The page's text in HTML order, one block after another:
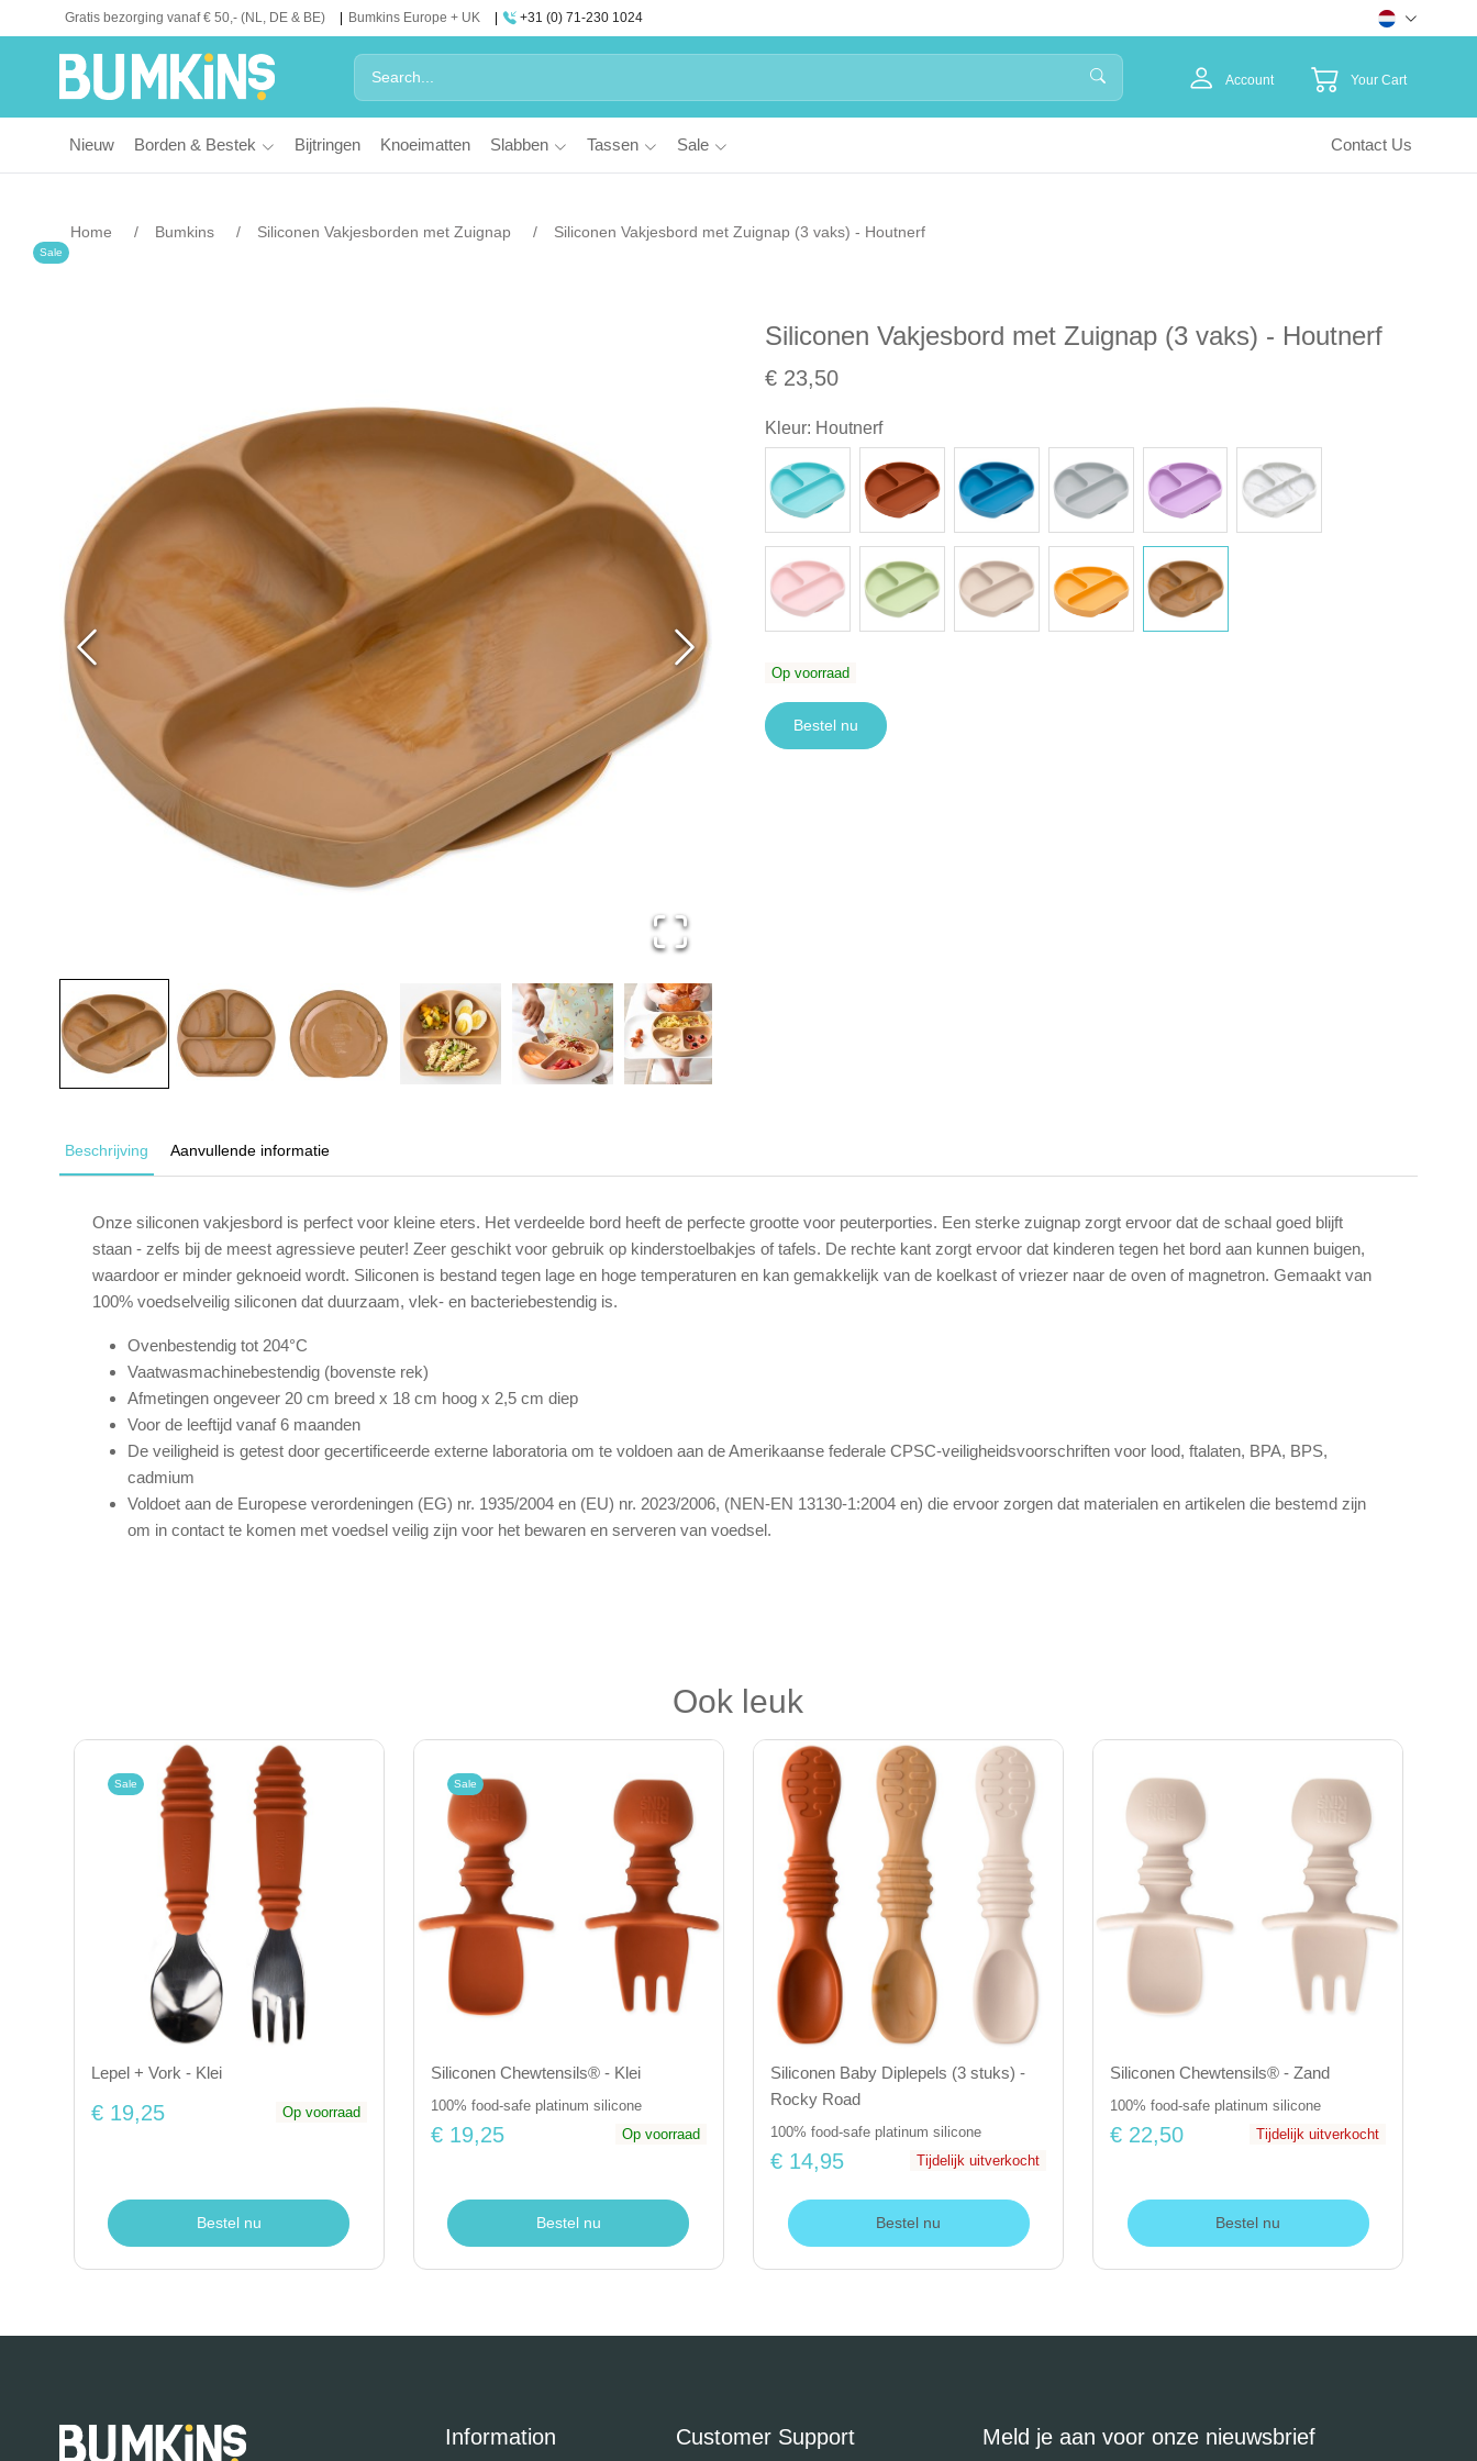
Gratis bezorging vanaf € 50,- (NL, DE & BE) Bumkins Europe + UK +31 (0) 71-230 1024
Account Your Cart
Nieuw Borden & Bestek Bijtringen Knoeimatten Slabben Tassen Sale Contact Us
Home Bumkins Siliconen Vakjesborden met Zuignap Siliconen Vakjesbord met Zuignap (3 vaks) - Houtnerf
Siliconen Vakjesbord met Zuignap (3 vaks) - Houtnerf
€ 23,50
Sale
Kleur: Houtnerf
Op voorraad
Bestel nu
Beschrijving Aanvullende informatie
Onze siliconen vakjesbord is perfect voor kleine eters. Het verdeelde bord heeft de perfecte grootte voor peuterporties. Een sterke zuignap zorgt ervoor dat de schaal goed blijft
staan - zelfs bij de meest agressieve peuter! Zeer geschikt voor gebruik op kinderstoelbakjes of tafels. De rechte kant zorgt ervoor dat kinderen tegen het bord aan kunnen buigen,
waardoor er minder geknoeid wordt. Siliconen is bestand tegen lage en hoge temperaturen en kan gemakkelijk van de koelkast of vriezer naar de oven of magnetron. Gemaakt van
100% voedselveilig siliconen dat duurzaam, vlek- en bacteriebestendig is.
Ovenbestendig tot 204°C
Vaatwasmachinebestendig (bovenste rek)
Afmetingen ongeveer 20 cm breed x 18 cm hoog x 2,5 cm diep
Voor de leeftijd vanaf 6 maanden
De veiligheid is getest door gecertificeerde externe laboratoria om te voldoen aan de Amerikaanse federale CPSC-veiligheidsvoorschriften voor lood, ftalaten, BPA, BPS,
cadmium
Voldoet aan de Europese verordeningen (EG) nr. 1935/2004 en (EU) nr. 2023/2006, (NEN-EN 13130-1:2004 en) die ervoor zorgen dat materialen en artikelen die bestemd zijn
om in contact te komen met voedsel veilig zijn voor het bewaren en serveren van voedsel.
Ook leuk
Sale
Lepel + Vork - Klei
€ 19,25 Op voorraad
Bestel nu
Sale
Siliconen Chewtensils® - Klei
100% food-safe platinum silicone
€ 19,25 Op voorraad
Bestel nu
Siliconen Baby Diplepels (3 stuks) -
Rocky Road
100% food-safe platinum silicone
€ 14,95 Tijdelijk uitverkocht
Bestel nu
Siliconen Chewtensils® - Zand
100% food-safe platinum silicone
€ 22,50 Tijdelijk uitverkocht
Bestel nu
Information Customer Support Meld je aan voor onze nieuwsbrief